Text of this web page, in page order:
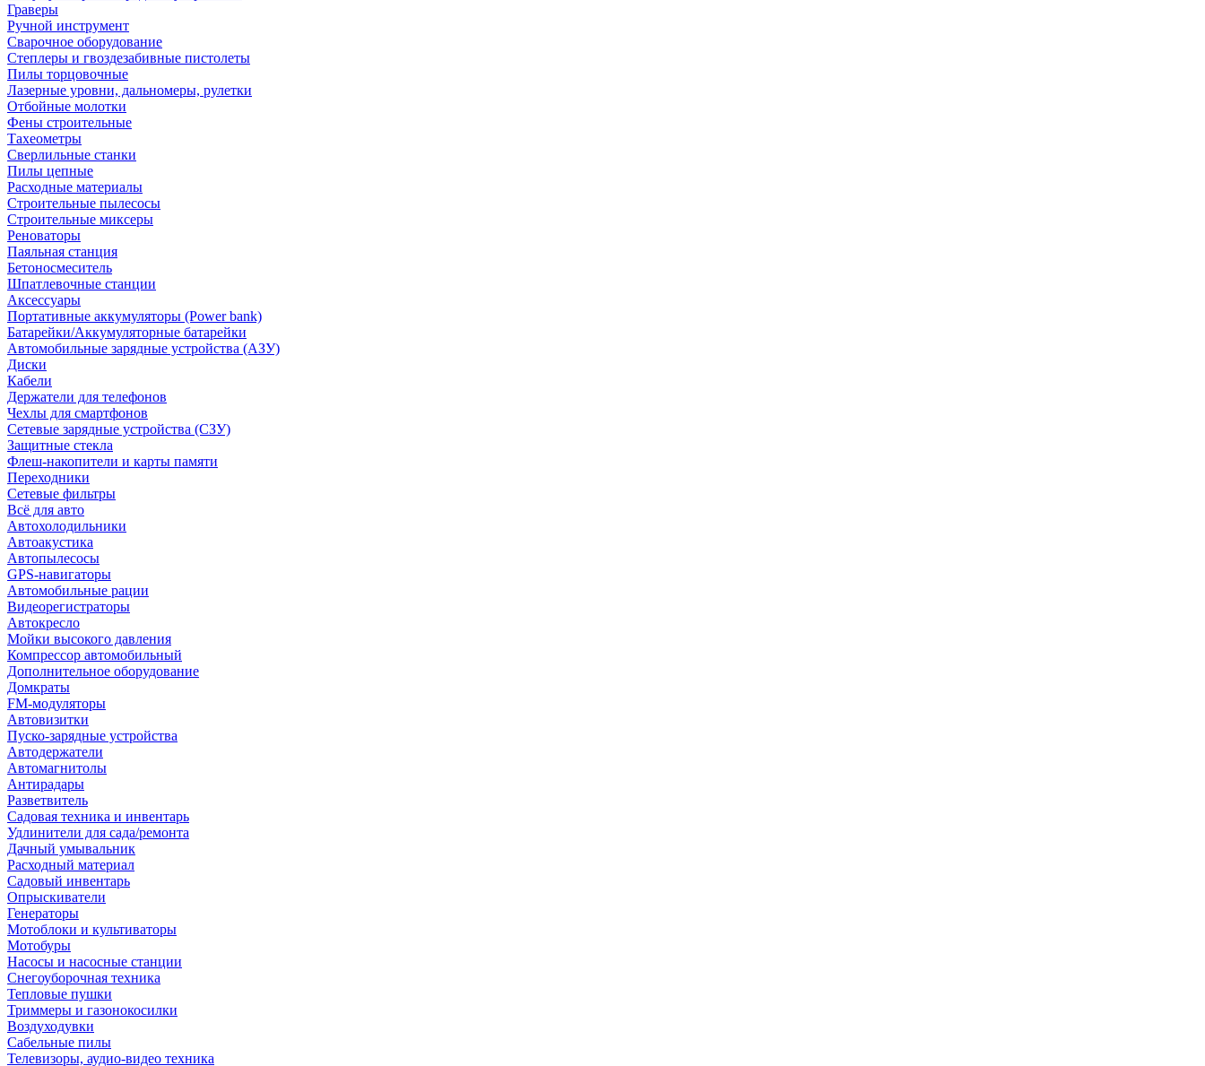
Граверы
Ручной инструмент
Сварочное оборудование
Степлеры и гвоздезабивные пистолеты
Пилы торцовочные
Лазерные уровни, дальномеры, рулетки
Отбойные молотки
Фены строительные
Тахеометры
Сверлильные станки
Пилы цепные
Расходные материалы
Строительные пылесосы
Строительные миксеры
Реноваторы
Паяльная станция
Бетоносмеситель
Шпатлевочные станции
Аксессуары
Портативные аккумуляторы (Power bank)
Батарейки/Аккумуляторные батарейки
Автомобильные зарядные устройства (АЗУ)
Диски
Кабели
Держатели для телефонов
Чехлы для смартфонов
Сетевые зарядные устройства (СЗУ)
Защитные стекла
Флеш-накопители и карты памяти
Переходники
Сетевые фильтры
Всё для авто
Автохолодильники
Автоакустика
Автопылесосы
GPS-навигаторы
Автомобильные рации
Видеорегистраторы
Автокресло
Мойки высокого давления
Компрессор автомобильный
Дополнительное оборудование
Домкраты
FM-модуляторы
Автовизитки
Пуско-зарядные устройства
Автодержатели
Автомагнитолы
Антирадары
Разветвитель
Садовая техника и инвентарь
Удлинители для сада/ремонта
Дачный умывальник
Расходный материал
Садовый инвентарь
Опрыскиватели
Генераторы
Мотоблоки и культиваторы
Мотобуры
Насосы и насосные станции
Снегоуборочная техника
Тепловые пушки
Триммеры и газонокосилки
Воздуходувки
Сабельные пилы
Телевизоры, аудио-видео техника